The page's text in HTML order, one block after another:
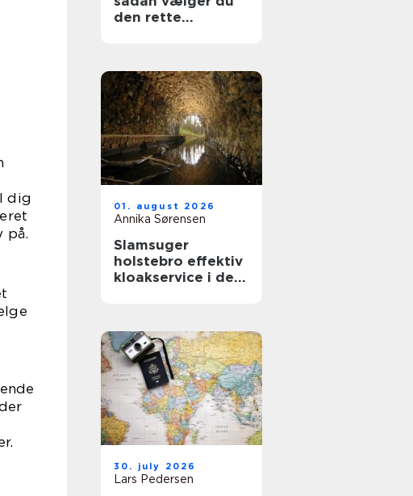
dig
på.
den rette
01. august 2026
Annika Sørensen
Slamsuger
holstebro effektiv
kloakservice i det
30. july 2026
Lars Pedersen